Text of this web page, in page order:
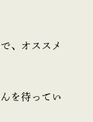
、オススメ
を待ってい